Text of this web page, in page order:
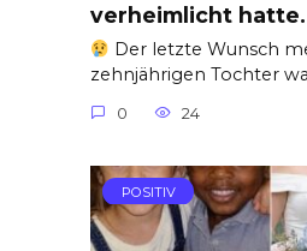
verheimlicht hatte.
Der letzte Wunsch
zehnjährigen Tochter
0 24
POSITIV